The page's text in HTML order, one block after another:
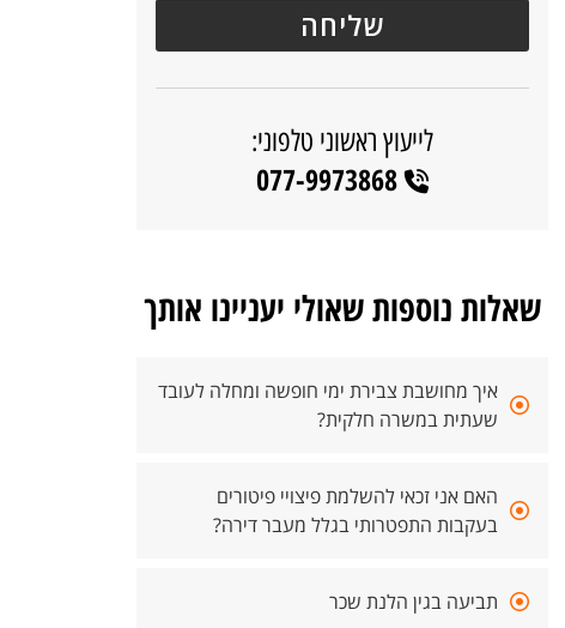
לייעוץ ראשוני טלפוני:
077-9973868
שאלות נוספות שאולי יעניינו אותך
איך מחושבת צבירת ימי חופשה ומחלה לעובד
שעתית במשרה חלקית?
האם אני זכאי להשלמת פיצויי פיטורים
בעקבות התפטרותי בגלל מעבר דירה?
תביעה בגין הלנת שכר